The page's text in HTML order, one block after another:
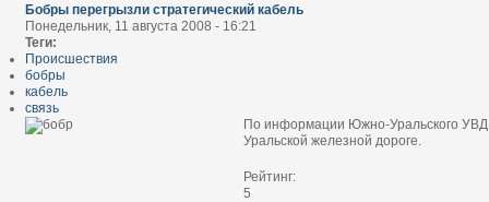
Бобры перегрызли стратегический кабель
Понедельник, 11 августа 2008 - 16:21
Теги:
Происшествия
бобры
кабель
связь
По информации Южно-Уральского УВД
Уральской железной дороге.
Рейтинг:
5